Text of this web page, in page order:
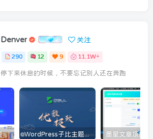
Denver 关注
290 12 9 11.1W+
停下来休息的时候，不要忘记别人还在奔跑
子比主题美化 – 墨星博客全部美化教程分享 WordPress子比主题美化教程[持续更新]